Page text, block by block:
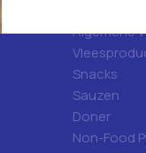
Algemene
Snacks
Sauzen
Doner
Non-Food